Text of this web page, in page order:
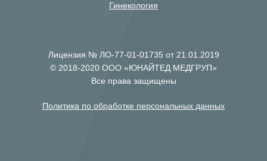
Гинекология
Лицензия № ЛО-77-01-01735 от 21.01.2019
© 2018-2020 ООО «ЮНАЙТЕД МЕДГРУП»
Все права защищены
Политика по обработке персональных данных